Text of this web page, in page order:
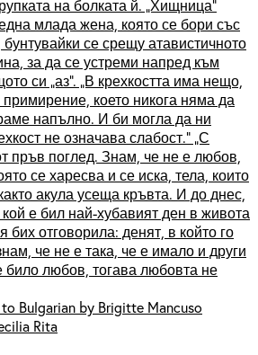
на болката й. „Хищница“
млада жена, която се бори със
бунтувайки се срещу атавистичното
за да се устреми напред към
си „аз“. „В крехкостта има нещо,
което никога няма да
напълно. И би могла да ни
не означава слабост.“ „С
пръв поглед. Знам, че не е любов,
се харесва и се иска, тела, които
акула усеща кръвта. И до днес,
е бил най-хубавият ден в живота
бих отговорила: денят, в който го
че не е така, че е имало и други
било любов, тогава любовта не
Bulgarian by Brigitte Mancuso
Rita